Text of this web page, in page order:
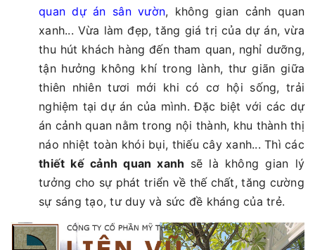
quan dự án sân vườn, không gian cảnh quan
xanh... Vừa làm đẹp, tăng giá trị của dự án, vừa
thu hút khách hàng đến tham quan, nghỉ dưỡng,
tận hưởng không khí trong lành, thư giãn giữa
thiên nhiên tươi mới khi có cơ hội sống, trải
nghiệm tại dự án của mình. Đặc biệt với các dự
án cảnh quan nằm trong nội thành, khu thành thị
náo nhiệt toàn khói bụi, thiếu cây xanh... Thì các
thiết kế cảnh quan xanh sẽ là không gian lý
tưởng cho sự phát triển về thế chất, tăng cường
sự sáng tạo, tư duy và sức đề kháng của trẻ.